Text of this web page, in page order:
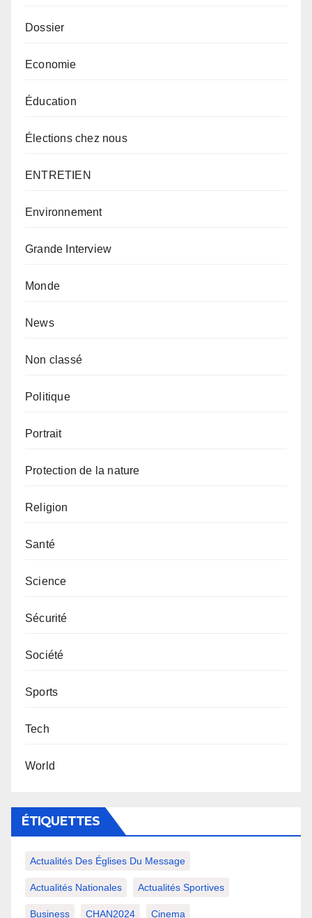
Dossier
Economie
Éducation
Élections chez nous
ENTRETIEN
Environnement
Grande Interview
Monde
News
Non classé
Politique
Portrait
Protection de la nature
Religion
Santé
Science
Sécurité
Société
Sports
Tech
World
ÉTIQUETTES
Actualités Des Églises Du Message
Actualités Nationales Actualités Sportives
Business CHAN2024 Cinema